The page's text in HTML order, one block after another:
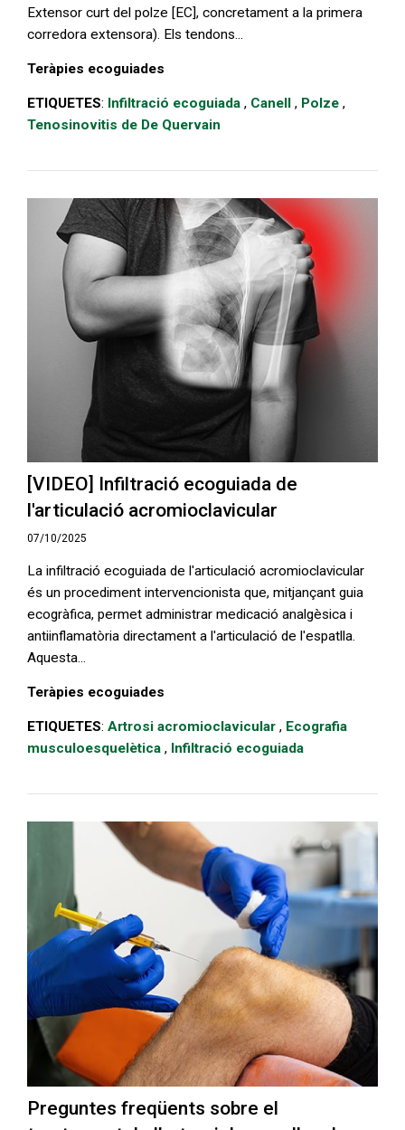
Extensor curt del polze [EC], concretament a la primera
corredora extensora). Els tendons...
Teràpies ecoguiades
ETIQUETES: Infiltració ecoguiada , Canell , Polze ,
Tenosinovitis de De Quervain
[VIDEO] Infiltració ecoguiada de
l'articulació acromioclavicular
07/10/2025
La infiltració ecoguiada de l'articulació acromioclavicular
és un procediment intervencionista que, mitjançant guia
ecogràfica, permet administrar medicació analgèsica i
antiinflamatòria directament a l'articulació de l'espatlla.
Aquesta...
Teràpies ecoguiades
ETIQUETES: Artrosi acromioclavicular , Ecografia
musculoesquelètica , Infiltració ecoguiada
Preguntes freqüents sobre el